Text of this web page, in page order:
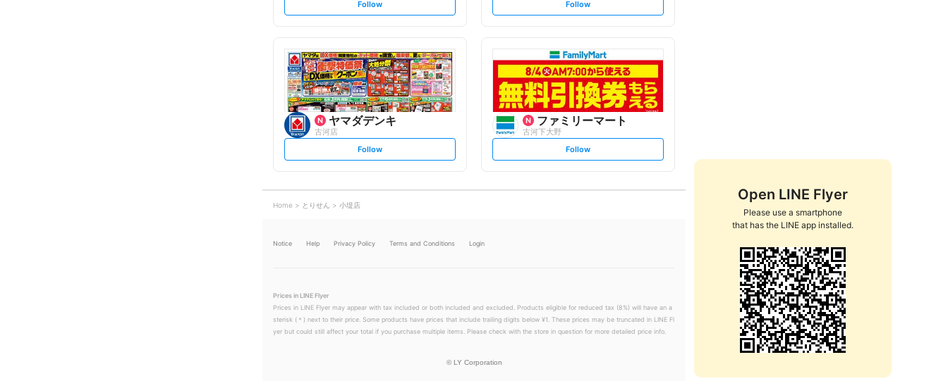
s
t
l
o
w
Follow
s
t
l
o
w
Follow
ヤマダデンキ
古河店
s
t
o
w
Follow
ファミリーマート
古河下大野
s
t
Follow
Open LINE Flyer
Please use a smartphone
that has the LINE app installed.
Home とりせん 小堤店
Notice Help Privacy Policy Terms and Conditions Login
Prices in LINE Flyer
Prices in LINE Flyer may appear with tax included or both included and excluded. Products eligible for reduced tax (8%) will have an a
sterisk (＊) next to their price. Some products have prices that include trailing digits below ¥1. These prices may be truncated in LINE Fl
yer but could still affect your total if you purchase multiple items. Please check with the store in question for more detailed price info.
© LY Corporation